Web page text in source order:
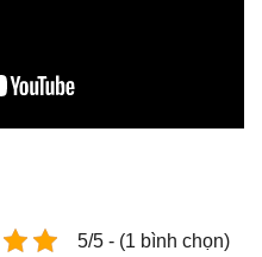
5/5 - (1 bình chọn)